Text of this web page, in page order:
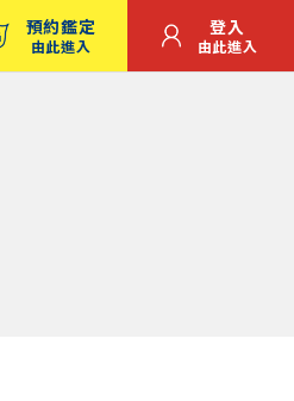
預約鑑定
由此進入
登入
由此進入